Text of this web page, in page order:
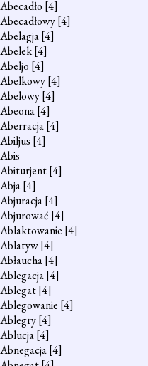
Abecadło [4]
Abecadłowy[4]
Abelagja[4]
Abelek[4]
Abeljo [4]
Abelkowy[4]
Abelowy[4]
Abeona[4]
Aberracja[4]
Abiljus [4]
Abis
Abiturjent[4]
Abja[4]
Abjuracja[4]
Abjurować [4]
Ablaktowanie [4]
Ablatyw[4]
Abłaucha[4]
Ablegacja[4]
Ablegat[4]
Ablegowanie [4]
Ablegry[4]
Ablucja[4]
Abnegacja[4]